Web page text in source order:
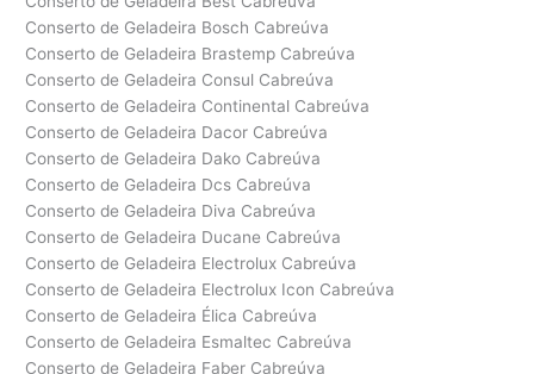
Conserto de Geladeira Bosch Cabreúva
Conserto de Geladeira Brastemp Cabreúva
Conserto de Geladeira Consul Cabreúva
Conserto de Geladeira Continental Cabreúva
Conserto de Geladeira Dacor Cabreúva
Conserto de Geladeira Dako Cabreúva
Conserto de Geladeira Dcs Cabreúva
Conserto de Geladeira Diva Cabreúva
Conserto de Geladeira Ducane Cabreúva
Conserto de Geladeira Electrolux Cabreúva
Conserto de Geladeira Electrolux Icon Cabreúva
Conserto de Geladeira Élica Cabreúva
Conserto de Geladeira Esmaltec Cabreúva
Conserto de Geladeira Faber Cabreúva